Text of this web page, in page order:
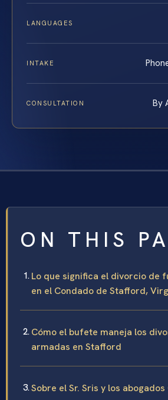
LANGUAGES
INTAKE
CONSULTATION By
ON THIS
Lo que significa el divorcio de
en el Condado de Stafford,
Cómo el bufete maneja los
armadas en Stafford
Sobre el Sr. Sris y los